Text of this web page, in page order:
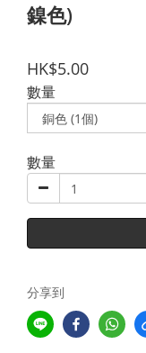
鎳色)
HK$5.00
數量
數量
分享到